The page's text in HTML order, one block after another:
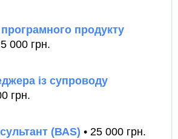
продукту
000 грн.
із супроводу
грн.
(ВАS) • 25 000 грн.